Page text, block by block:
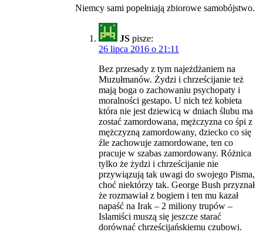
Niemcy sami popełniają zbiorowe samobójstwo.
JS pisze:
26 lipca 2016 o 21:11
Bez przesady z tym najeżdżaniem na
Muzułmanów. Żydzi i chrześcijanie też
mają boga o zachowaniu psychopaty i
moralności gestapo. U nich też kobieta
która nie jest dziewicą w dniach ślubu ma
zostać zamordowana, mężczyzna co śpi z
mężczyzną zamordowany, dziecko co się
źle zachowuje zamordowane, ten co
pracuje w szabas zamordowany. Różnica
tylko że żydzi i chrześcijanie nie
przywiązują tak uwagi do swojego Pisma,
choć niektórzy tak. George Bush przyznał
że rozmawiał z bogiem i ten mu kazał
napaść na Irak – 2 miliony trupów –
Islamiści muszą się jeszcze starać
dorównać chrześcijańskiemu czubowi.